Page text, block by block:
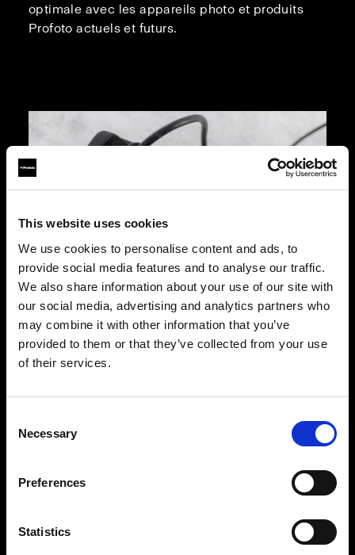
This website uses cookies
We use cookies to personalise content and ads, to
provide social media features and to analyse our traffic.
We also share information about your use of our site with
our social media, advertising and analytics partners who
may combine it with other information that you’ve
provided to them or that they’ve collected from your use
of their services.
Selection
Necessary
Preferences
Statistics
optimale avec les appareils photo et produits
Profoto actuels et futurs.
Précision et contrôle impressionnants
Avec une amplitude de réglage de onze
est facile de créer la lumière souhaitée. Il peut
2,4 à 2 400 Ws, et vous pouvez contrôler
Conçu pour durer, avec une performance